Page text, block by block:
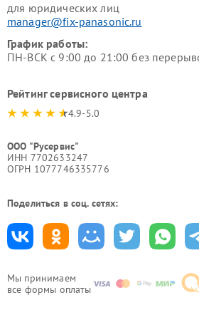
Мы принимаем
все формы оплаты
для юридических лиц
manager@fix-panasonic.ru
График работы:
ПН-ВСК с 9:00 до 21:00 без
Рейтинг сервисного центра
4.9-5.0
ООО "Русервис"
ИНН 7702633247
ОГРН 1077746335776
Поделиться в соц. сетях: